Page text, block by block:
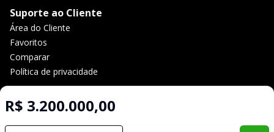
R$ 3.200.000,00
Suporte ao Cliente
Área do Cliente
Favoritos
Comparar
Política de privacidade